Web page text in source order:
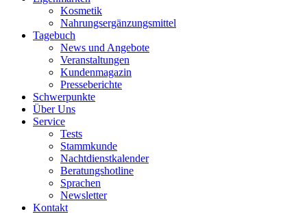
Kosmetik
Nahrungsergänzungsmittel
Tagebuch
News und Angebote
Veranstaltungen
Kundenmagazin
Presseberichte
Schwerpunkte
Über Uns
Service
Tests
Stammkunde
Nachtdienstkalender
Beratungshotline
Sprachen
Newsletter
Kontakt